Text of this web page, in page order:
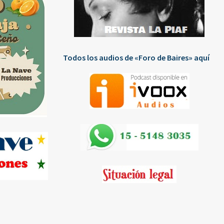
Todos los audios de «Foro de Baires» aquí